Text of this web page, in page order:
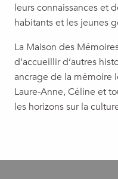
leurs connaissances et
habitants et les jeunes
La Maison des
d’accueillir d’autres
ancrage de la mémoire
Laure-Anne, Céline et
les horizons sur la